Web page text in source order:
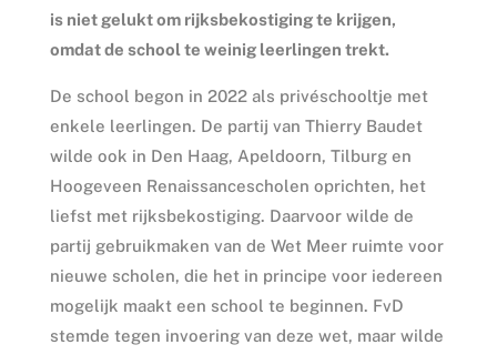
is niet gelukt om rijksbekostiging te krijgen,
omdat de school te weinig leerlingen trekt.
De school begon in 2022 als privéschooltje met
enkele leerlingen. De partij van Thierry Baudet
wilde ook in Den Haag, Apeldoorn, Tilburg en
Hoogeveen Renaissancescholen oprichten, het
liefst met rijksbekostiging. Daarvoor wilde de
partij gebruikmaken van de Wet Meer ruimte voor
nieuwe scholen, die het in principe voor iedereen
mogelijk maakt een school te beginnen. FvD
stemde tegen invoering van deze wet, maar wilde